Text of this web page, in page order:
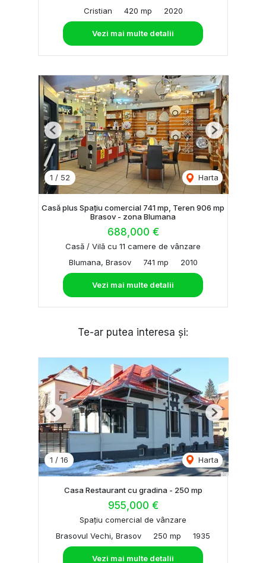
Cristian
420 mp 2020
Vezi mai multe detalii
1 / 52 Harta
Previous Next
Casă plus Spațiu comercial 741 mp, Teren 906 mp
Brasov - zona Blumana
688,000 €
Casă / Vilă cu 11 camere de vânzare
Blumana, Brasov
741 mp 2010
Vezi mai multe detalii
Te-ar putea interesa și:
1 / 16 Harta
Previous Next
Casa Restaurant cu gradina - 250 mp
955,000 €
Spațiu comercial de vânzare
Brasovul Vechi, Brasov
250 mp 1935
Vezi mai multe detalii